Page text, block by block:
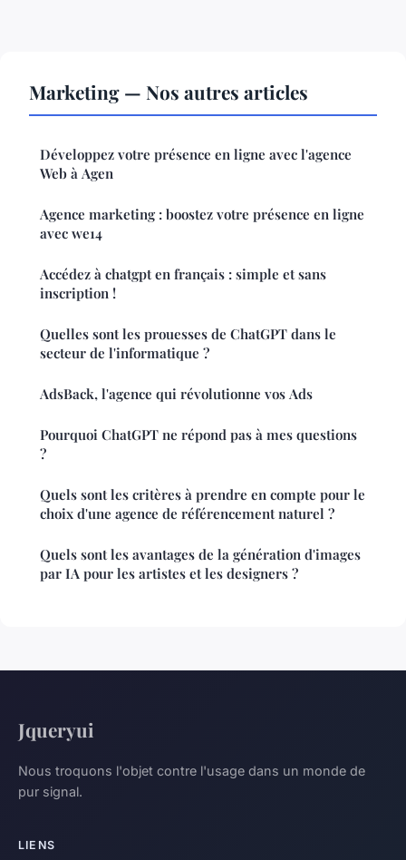
Marketing — Nos autres articles
Développez votre présence en ligne avec l'agence
Web à Agen
Agence marketing : boostez votre présence en ligne
avec we14
Accédez à chatgpt en français : simple et sans
inscription !
Quelles sont les prouesses de ChatGPT dans le
secteur de l'informatique ?
AdsBack, l'agence qui révolutionne vos Ads
Pourquoi ChatGPT ne répond pas à mes questions
?
Quels sont les critères à prendre en compte pour le
choix d'une agence de référencement naturel ?
Quels sont les avantages de la génération d'images
par IA pour les artistes et les designers ?
Jqueryui
Nous troquons l'objet contre l'usage dans un monde de
pur signal.
LIENS